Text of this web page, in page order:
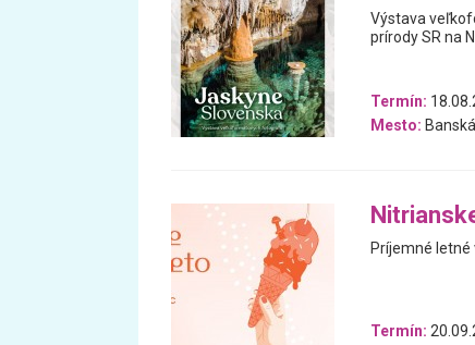
Výstava
prírody SR na
Termín:
Mesto:
Príjemné letné
Termín: